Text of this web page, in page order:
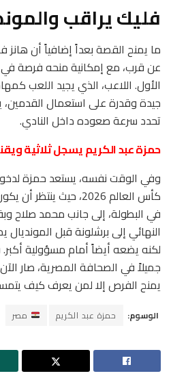
فليك يراقب
ما يمنح القصة بعداً إضافياً أن هانز
عن قرب، مع إمكانية منحه فرصة في
الأول. اللاعب، الذي يجيد اللعب
جيدة وقدرة على استعمال القدمين،
تحدد سرعة صعوده داخل النادي.
حمزة عبد الكريم يسجل ثلاثية
وفي الوقت نفسه، يستعد حمزة
كأس العالم 2026، حيث
في البطولة، إلى جانب محمد صلاح
النهائي إلى برشلونة قبل
لكنه يضعه أيضاً أمام مسؤولية
جميلاً في الصحافة المصرية، صار
يمنح الفرص إلا لمن يعرف كيف
الوسوم: حمزة عبد الكريم مصر